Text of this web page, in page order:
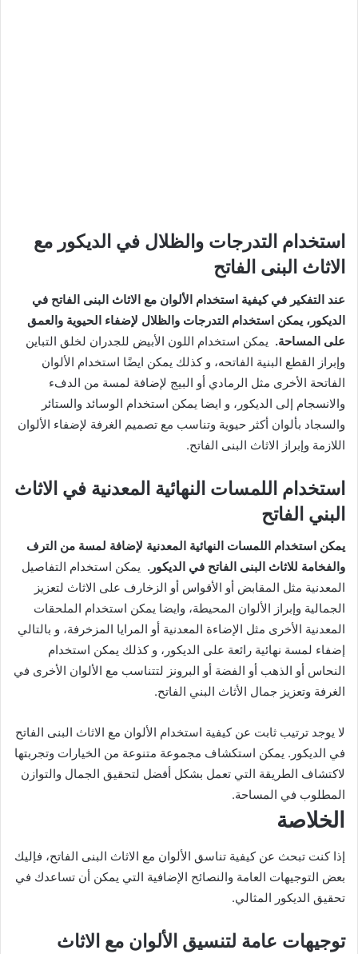
استخدام التدرجات والظلال في الديكور مع
الاثاث البنى الفاتح
عند التفكير في كيفية استخدام الألوان مع الاثاث البنى الفاتح في
الديكور، يمكن استخدام التدرجات والظلال لإضفاء الحيوية والعمق
على المساحة. يمكن استخدام اللون الأبيض للجدران لخلق التباين
وإبراز القطع البنية الفاتحه، و كذلك يمكن ايضًا استخدام الألوان
الفاتحة الأخرى مثل الرمادي أو البيج لإضافة لمسة من الدفء
والانسجام إلى الديكور، و ايضا يمكن استخدام الوسائد والستائر
والسجاد بألوان أكثر حيوية وتناسب مع تصميم الغرفة لإضفاء الألوان
اللازمة وإبراز الاثاث البنى الفاتح.
استخدام اللمسات النهائية المعدنية في الاثاث
البني الفاتح
يمكن استخدام اللمسات النهائية المعدنية لإضافة لمسة من الترف
والفخامة للاثاث البنى الفاتح في الديكور. يمكن استخدام التفاصيل
المعدنية مثل المقابض أو الأقواس أو الزخارف على الاثاث لتعزيز
الجمالية وإبراز الألوان المحيطة، وايضا يمكن استخدام الملحقات
المعدنية الأخرى مثل الإضاءة المعدنية أو المرايا المزخرفة، و بالتالي
إضفاء لمسة نهائية رائعة على الديكور، و كذلك يمكن استخدام
النحاس أو الذهب أو الفضة أو البرونز لتتناسب مع الألوان الأخرى في
الغرفة وتعزيز جمال الأثاث البني الفاتح.
لا يوجد ترتيب ثابت عن كيفية استخدام الألوان مع الاثاث البنى الفاتح
في الديكور. يمكن استكشاف مجموعة متنوعة من الخيارات وتجربتها
لاكتشاف الطريقة التي تعمل بشكل أفضل لتحقيق الجمال والتوازن
المطلوب في المساحة.
الخلاصة
إذا كنت تبحث عن كيفية تناسق الألوان مع الاثاث البنى الفاتح، فإليك
بعض التوجيهات العامة والنصائح الإضافية التي يمكن أن تساعدك في
تحقيق الديكور المثالي.
توجيهات عامة لتنسيق الألوان مع الاثاث